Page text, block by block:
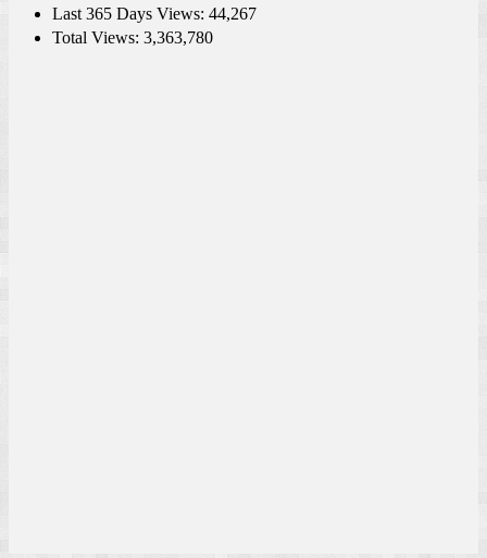
Last 365 Days Views: 44,267
Total Views: 3,363,780